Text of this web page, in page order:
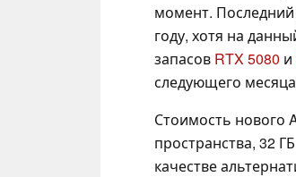
момент.
году, хотя на
запасов RTX 5080 и
следующего месяца
Стоимость нового
пространства, 32
качестве